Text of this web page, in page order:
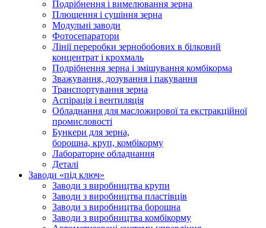
Подрібнення і вимелювання зерна
Плющення і сушіння зерна
Модульні заводи
Фотосепаратори
Лінії переробки зернобобових в білковий
концентрат і крохмаль
Подрібнення зерна і змішування комбікорма
Зважування, дозування і пакування
Транспортування зерна
Аспірація і вентиляція
Обладнання для масложирової та екстракційної
промисловості
Бункери для зерна,
борошна, круп, комбікорму
Лабораторне обладнання
Деталі
Заводи «під ключ»
Заводи з виробництва крупи
Заводи з виробництва пластівців
Заводи з виробництва борошна
Заводи з виробництва комбікорму